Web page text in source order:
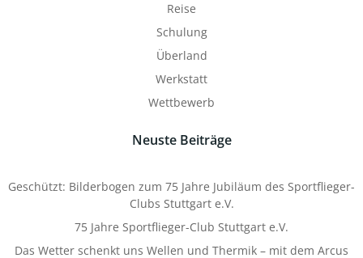
Reise
Schulung
Überland
Werkstatt
Wettbewerb
Neuste Beiträge
Geschützt: Bilderbogen zum 75 Jahre Jubiläum des Sportflieger-
Clubs Stuttgart e.V.
75 Jahre Sportflieger-Club Stuttgart e.V.
Das Wetter schenkt uns Wellen und Thermik – mit dem Arcus